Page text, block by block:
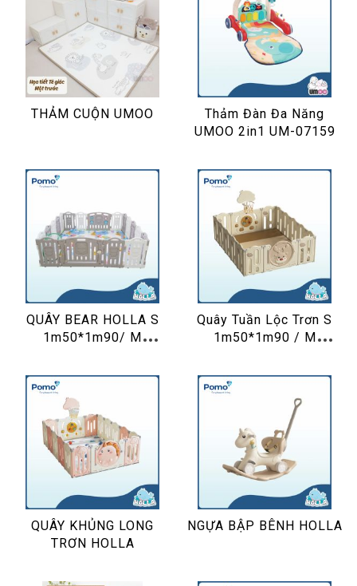
THẢM CUỘN UMOO
Thảm Đàn Đa Năng
UMOO 2in1 UM-07159
QUÂY BEAR HOLLA S
1m50*1m90/ M
Quây Tuần Lộc Trơn S
1m50*1m90 / M
QUÂY KHỦNG LONG
TRƠN HOLLA
NGỰA BẬP BÊNH HOLLA